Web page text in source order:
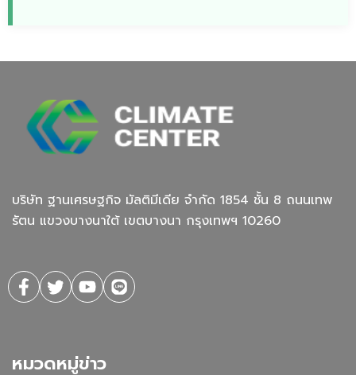
บริษัท ฐานเศรษฐกิจ มัลติมีเดีย จํากัด 1854 ชั้น 8 ถนนเทพ
รัตน แขวงบางนาใต้ เขตบางนา กรุงเทพฯ 10260
หมวดหมู่ข่าว